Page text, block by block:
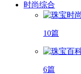
时尚综合
10篇
6篇